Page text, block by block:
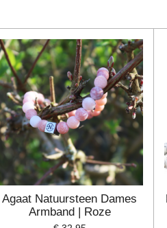
Agaat Natuursteen Dames
Armband | Roze